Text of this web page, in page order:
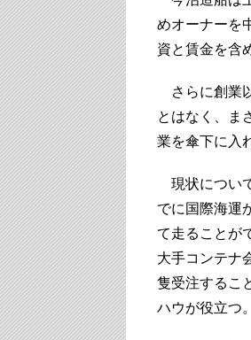
めオーナーを
資と賃金を含
さらに創業
とはなく、ま
業を傘下に入
現状につい
でに国際海運
て走ることが
大手コンテナ
隻受注するこ
ハウが役立つ